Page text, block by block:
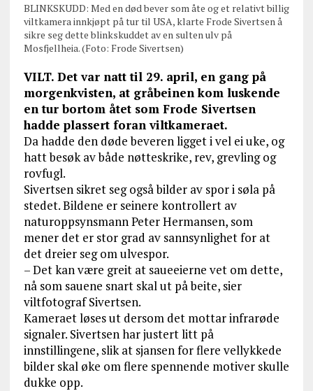
BLINKSKUDD: Med en død bever som åte og et relativt billig
viltkamera innkjøpt på tur til USA, klarte Frode Sivertsen å
sikre seg dette blinkskuddet av en sulten ulv på
Mosfjellheia. (Foto: Frode Sivertsen)
VILT. Det var natt til 29. april, en gang på
morgenkvisten, at gråbeinen kom luskende
en tur bortom åtet som Frode Sivertsen
hadde plassert foran viltkameraet.
Da hadde den døde beveren ligget i vel ei uke, og
hatt besøk av både nøtteskrike, rev, grevling og
rovfugl.
Sivertsen sikret seg også bilder av spor i søla på
stedet. Bildene er seinere kontrollert av
naturoppsynsmann Peter Hermansen, som
mener det er stor grad av sannsynlighet for at
det dreier seg om ulvespor.
– Det kan være greit at saueeierne vet om dette,
nå som sauene snart skal ut på beite, sier
viltfotograf Sivertsen.
Kameraet løses ut dersom det mottar infrarøde
signaler. Sivertsen har justert litt på
innstillingene, slik at sjansen for flere vellykkede
bilder skal øke om flere spennende motiver skulle
dukke opp.